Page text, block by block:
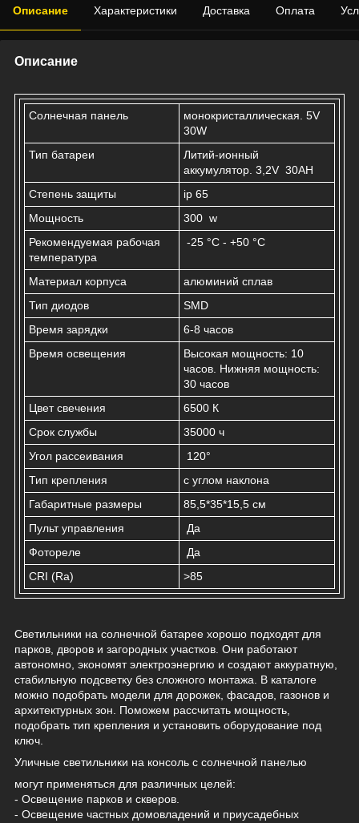
Описание Характеристики Доставка Оплата
Описание
Солнечная панель
монокристаллическая. 5V
30W
Тип батареи
Литий-ионный
аккумулятор. 3,2V 30AH
Степень защиты
ip 65
Мощность
300 w
Рекомендуемая рабочая
температура
-25 °C - +50 °C
Материал корпуса
алюминий сплав
Тип диодов
SMD
Время зарядки
6-8 часов
Время освещения
Высокая мощность: 10
часов. Нижняя мощность:
30 часов
Цвет свечения
6500 К
Срок службы
35000 ч
Угол рассеивания
120°
Тип крепления
с углом наклона
Габаритные размеры
85,5*35*15,5 см
Пульт управления
Да
Фотореле
Да
CRI (Ra)
>85
Светильники на солнечной батарее хорошо подходят для
парков, дворов и загородных участков. Они работают
автономно, экономят электроэнергию и создают аккуратную,
стабильную подсветку без сложного монтажа. В каталоге
можно подобрать модели для дорожек, фасадов, газонов и
архитектурных зон. Поможем рассчитать мощность,
подобрать тип крепления и установить оборудование под
ключ.
Уличные светильники на консоль с солнечной панелью
могут применяться для различных целей:
- Освещение парков и скверов.
- Освещение частных домовладений и приусадебных